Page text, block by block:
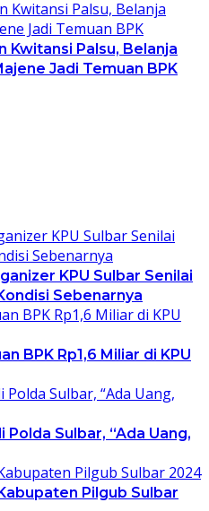
Kwitansi Palsu, Belanja
Jadi Temuan BPK
KPU Sulbar Senilai
Sebenarnya
BPK Rp1,6 Miliar di KPU
Polda Sulbar, “Ada Uang,
Pilgub Sulbar